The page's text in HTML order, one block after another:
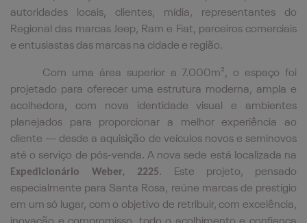
autoridades locais, clientes, mídia, representantes do
Regional das marcas Jeep, Ram e Fiat, parceiros comerciais
e entusiastas das marcas na cidade e região.
Com uma área superior a 7.000m², o espaço foi
projetado para oferecer uma estrutura moderna, ampla e
acolhedora, com nova identidade visual e ambientes
planejados para proporcionar a melhor experiência ao
cliente — desde a aquisição de veículos novos e seminovos
até o serviço de pós-venda. A nova sede está localizada na
Expedicionário Weber, 2225. Este projeto, pensado
especialmente para Santa Rosa, reúne marcas de prestígio
em um só lugar, com o objetivo de retribuir, com excelência,